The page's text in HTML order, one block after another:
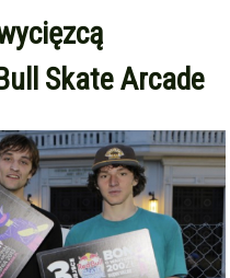
Skate Arcade